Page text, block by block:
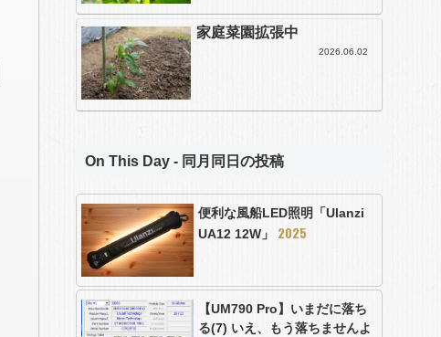
家庭菜園拡張中
2026.06.02
On This Day - 同月同日の投稿
便利な風船LED照明「Ulanzi
UA12 12W」 2025
【UM790 Pro】いまだに落ち
る(7) いえ、もう落ちませんよ